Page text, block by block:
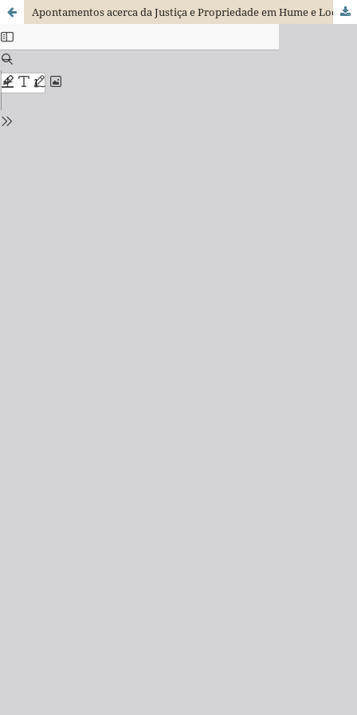
Apontamentos acerca da Justiça e Propriedade em Hume e Locke